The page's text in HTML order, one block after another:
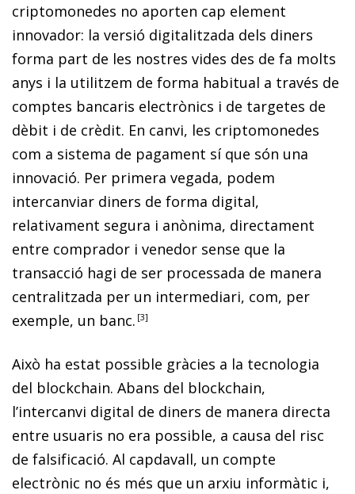
criptomonedes no aporten cap element
innovador: la versió digitalitzada dels diners
forma part de les nostres vides des de fa molts
anys i la utilitzem de forma habitual a través de
comptes bancaris electrònics i de targetes de
dèbit i de crèdit. En canvi, les criptomonedes
com a sistema de pagament sí que són una
innovació. Per primera vegada, podem
intercanviar diners de forma digital,
relativament segura i anònima, directament
entre comprador i venedor sense que la
transacció hagi de ser processada de manera
centralitzada per un intermediari, com, per
exemple, un banc. 3
Això ha estat possible gràcies a la tecnologia
del blockchain. Abans del blockchain,
l’intercanvi digital de diners de manera directa
entre usuaris no era possible, a causa del risc
de falsificació. Al capdavall, un compte
electrònic no és més que un arxiu informàtic i,